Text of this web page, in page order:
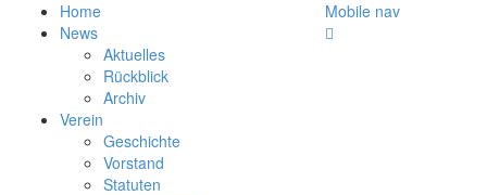
Mobile nav
Home
News
Aktuelles
Rückblick
Archiv
Verein
Geschichte
Vorstand
Statuten